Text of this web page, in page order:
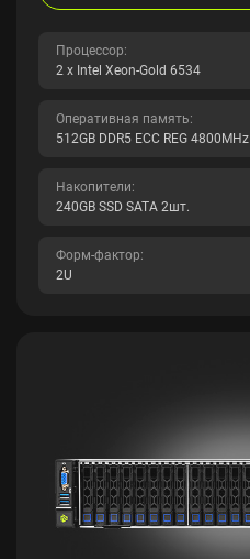
Процессор:
2 x Intel Xeon-Gold 6534
Оперативная память:
512GB DDR5 ECC REG 4800MHz
Накопители:
240GB SSD SATA 2шт.
Форм-фактор:
2U